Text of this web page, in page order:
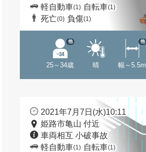
軽自動車(1) 自転車(1)
死亡(0) 負傷(1)
25～34歳
他
晴 幅～5.5m
他
2021年7月7日(水)10:11
姫路市亀山 付近
車両相互 小破事故
軽自動車(1) 自転車(1)